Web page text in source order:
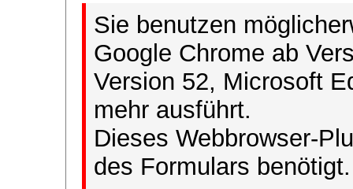
Sie benutzen
Google Chrome ab
Version 52, Microsoft
mehr ausführt.
Dieses Webbrowser-
des Formulars benötigt.